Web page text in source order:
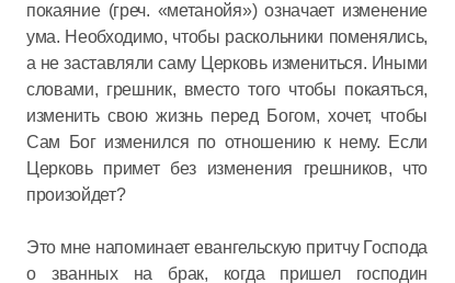
покаяние (греч. «метанойя») означает изменение
ума. Необходимо, чтобы раскольники поменялись,
а не заставляли саму Церковь измениться. Иными
словами, грешник, вместо того чтобы покаяться,
изменить свою жизнь перед Богом, хочет, чтобы
Сам Бог изменился по отношению к нему. Если
Церковь примет без изменения грешников, что
произойдет?
Это мне напоминает евангельскую притчу Господа
о званных на брак, когда пришел господин